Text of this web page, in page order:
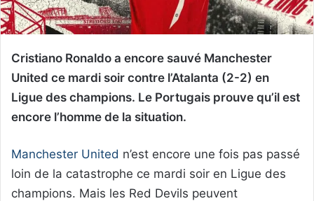
Cristiano Ronaldo a encore sauvé Manchester
United ce mardi soir contre l’Atalanta (2-2) en
Ligue des champions. Le Portugais prouve qu’il est
encore l’homme de la situation.
Manchester United n’est encore une fois pas passé
loin de la catastrophe ce mardi soir en Ligue des
champions. Mais les Red Devils peuvent